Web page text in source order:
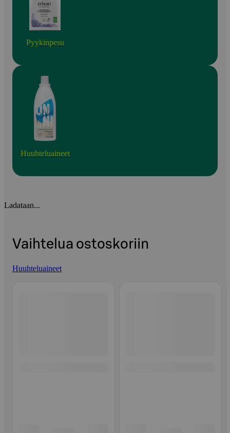
Pyykinpesu
Huuhteluaineet
Ladataan...
Vaihtelua ostoskoriin
Huuhteluaineet